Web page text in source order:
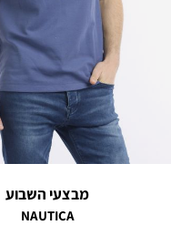
מבצעי השבוע
NAUTICA